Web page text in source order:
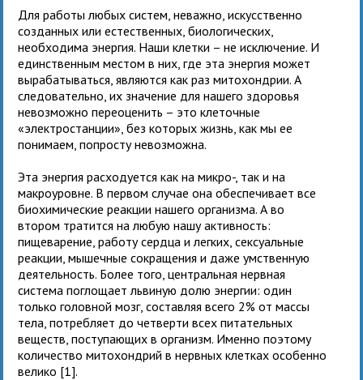
Для работы любых систем, неважно, искусственно
созданных или естественных, биологических,
необходима энергия. Наши клетки – не исключение. И
единственным местом в них, где эта энергия может
вырабатываться, являются как раз митохондрии. А
следовательно, их значение для нашего здоровья
невозможно переоценить – это клеточные
«электростанции», без которых жизнь, как мы ее
понимаем, попросту невозможна.
Эта энергия расходуется как на микро-, так и на
макроуровне. В первом случае она обеспечивает все
биохимические реакции нашего организма. А во
втором тратится на любую нашу активность:
пищеварение, работу сердца и легких, сексуальные
реакции, мышечные сокращения и даже умственную
деятельность. Более того, центральная нервная
система поглощает львиную долю энергии: один
только головной мозг, составляя всего 2% от массы
тела, потребляет до четверти всех питательных
веществ, поступающих в организм. Именно поэтому
количество митохондрий в нервных клетках особенно
велико [1].